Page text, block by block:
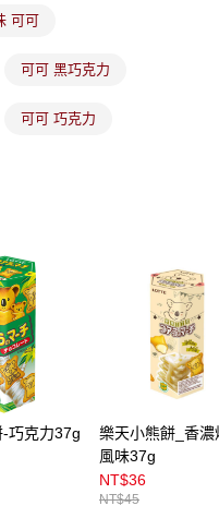
續交易確認頁面所載為準。
大哥付你分期系統評分，恕無
」於每月結算日後寄送繳費提
碼／台灣大直營門市／銀行轉
，並由商店將買賣／分期付款
帳單繳交帳款。
約關係目的，商店將以您的個人
大哥大進項蒐集、處理及利用，
認、核對及更正。
oppay.tw/userRule
費
費
費
費
可可
可可 黑巧克力
可可 巧克力
巧克力37g
樂天小熊餅_香濃
風味37g
NT$36
NT$45